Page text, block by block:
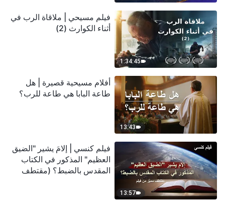
1:34:45
فيلم مسيحي | ملاقاة الرب في
أثناء الكوارث (2)
13:43
أفلام مسيحية قصيرة | هل
طاعة البابا هي طاعة للرب؟
13:57
فيلم كنسي | إلامَ يشير "الضيق
العظيم" المذكور في الكتاب
المقدس بالضبط؟ (مقتطف